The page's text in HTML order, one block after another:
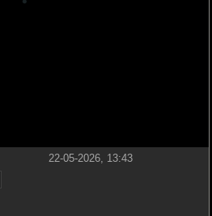
22-05-2026, 13:43